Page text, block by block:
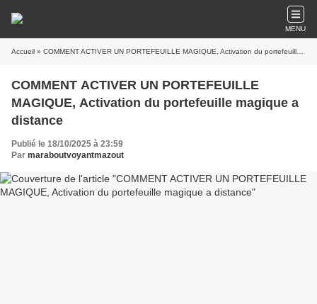
MENU
Accueil » COMMENT ACTIVER UN PORTEFEUILLE MAGIQUE, Activation du portefeuille magique a distance
COMMENT ACTIVER UN PORTEFEUILLE
MAGIQUE, Activation du portefeuille magique a
distance
Publié le 18/10/2025 à 23:59
Par maraboutvoyantmazout